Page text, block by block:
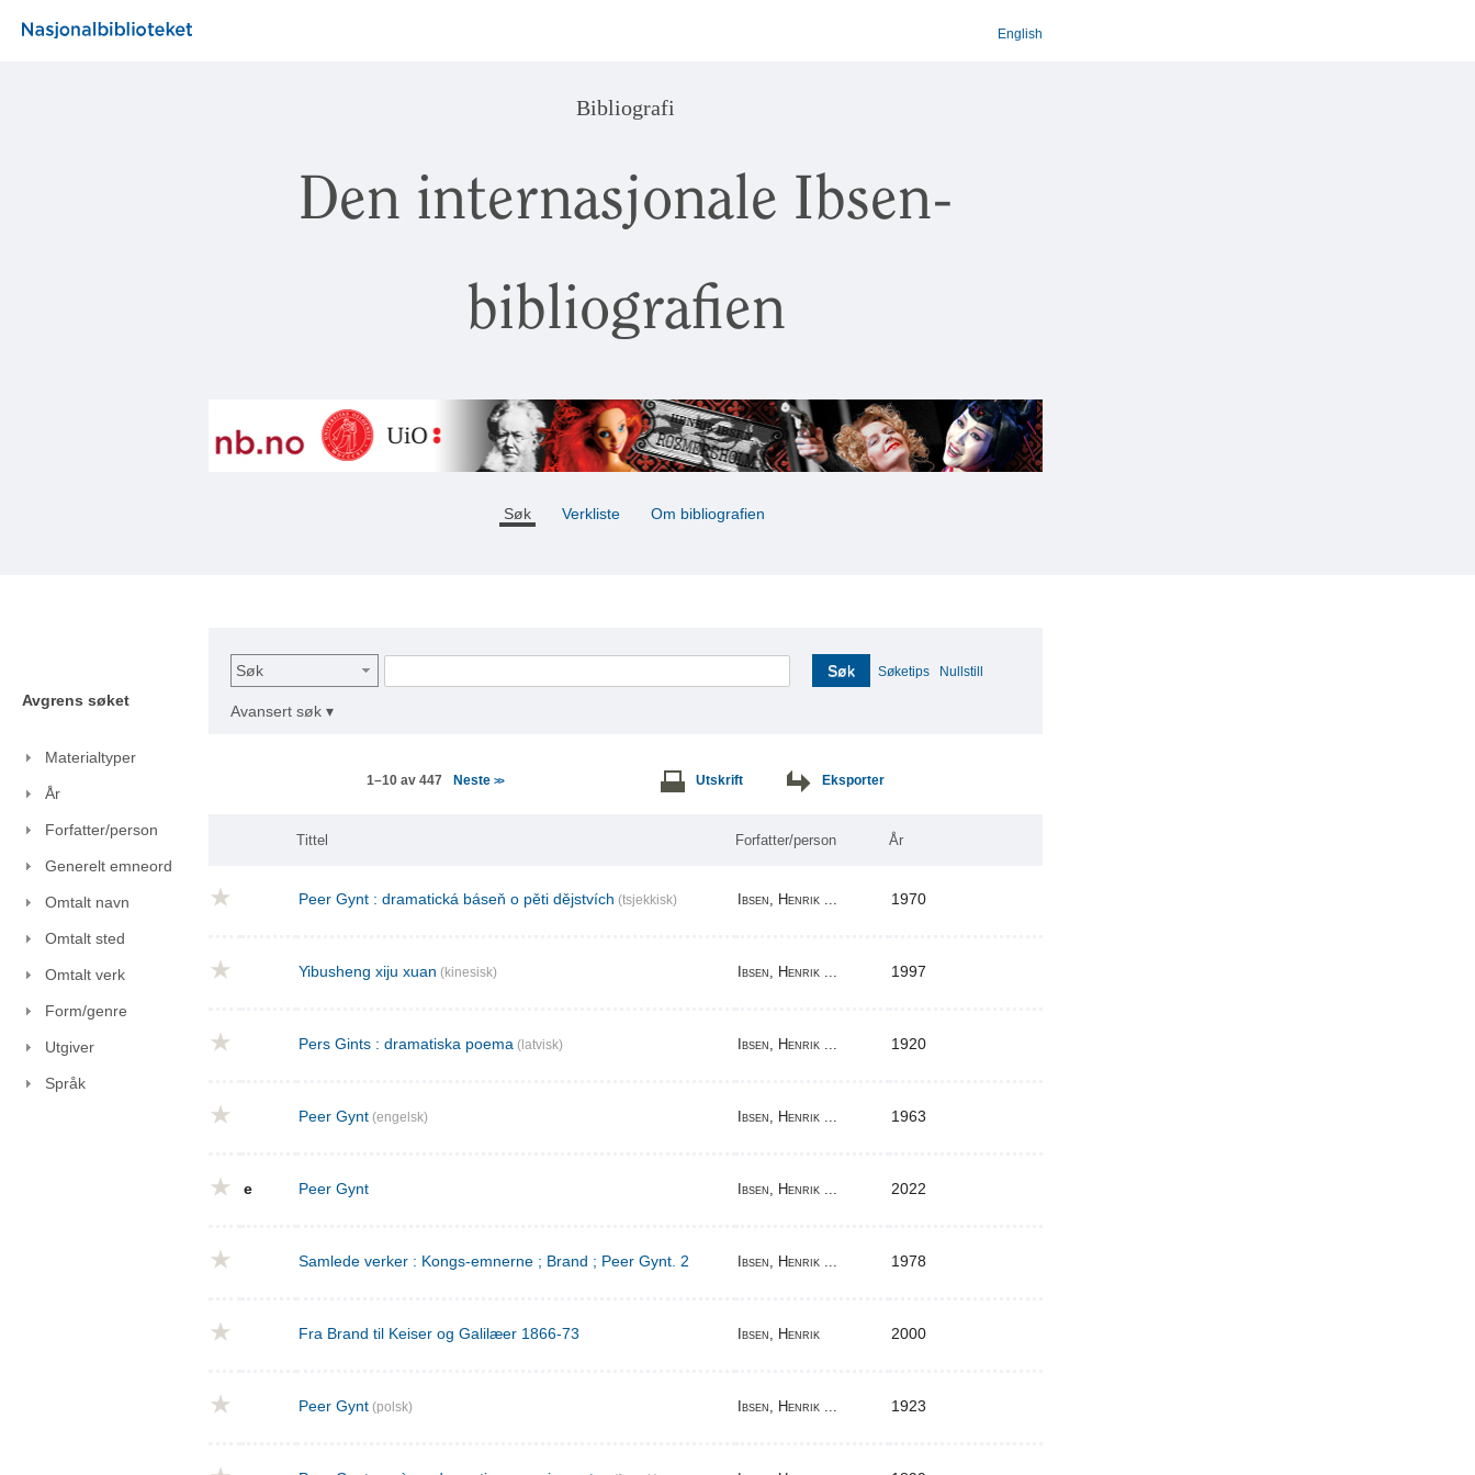
English
Bibliografi
Den internasjonale Ibsen-
bibliografien
Søk Verkliste Om bibliografien
Avgrens søket
Materialtyper
År
Forfatter/person
Generelt emneord
Omtalt navn
Omtalt sted
Omtalt verk
Form/genre
Utgiver
Språk
Søk Søk Søketips Nullstill
Avansert søk ▾
1–10 av 447 Neste >> Utskrift Eksporter
Tittel Forfatter/person År
Peer Gynt : dramatická báseň o pěti dějstvích (tsjekkisk) Ibsen, Henrik ... 1970
Yibusheng xiju xuan (kinesisk) Ibsen, Henrik ... 1997
Pers Gints : dramatiska poema (latvisk) Ibsen, Henrik ... 1920
Peer Gynt (engelsk) Ibsen, Henrik ... 1963
e Peer Gynt Ibsen, Henrik ... 2022
Samlede verker : Kongs-emnerne ; Brand ; Peer Gynt. 2 Ibsen, Henrik ... 1978
Fra Brand til Keiser og Galilæer 1866-73 Ibsen, Henrik 2000
Peer Gynt (polsk) Ibsen, Henrik ... 1923